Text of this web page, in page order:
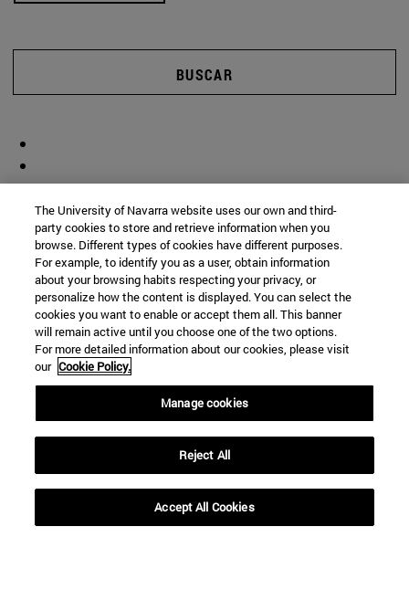
BUSCAR
Biblioteca(abre en nueva ventana)
The University of Navarra website uses our own and third-
party cookies to store and retrieve information when you
browse. Different types of cookies have different purposes.
For example, to identify you as a user, obtain information
about your browsing habits respecting your privacy, or
personalize how the content is displayed. You can select the
cookies you want to enable or accept them all. This banner
will remain active until you choose one of the two options.
For more detailed information about our cookies, please visit
our Cookie Policy.
Manage cookies
Reject All
Accept All Cookies